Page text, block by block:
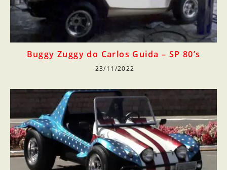
Buggy Zuggy do Carlos Guida – SP 80’s
23/11/2022